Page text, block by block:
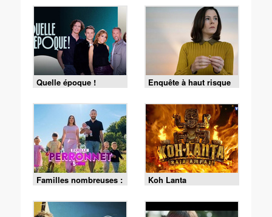
Quelle époque ! Enquête à haut risque
Familles nombreuses :
la vie en XXL
Koh Lanta